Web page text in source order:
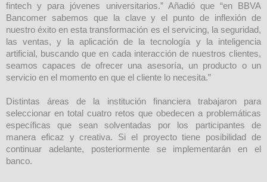
fintech y para jóvenes universitarios.” Añadió que “en BBVA
Bancomer sabemos que la clave y el punto de inflexión de
nuestro éxito en esta transformación es el servicing, la seguridad,
las ventas, y la aplicación de la tecnología y la inteligencia
artificial, buscando que en cada interacción de nuestros clientes,
seamos capaces de ofrecer una asesoría, un producto o un
servicio en el momento en que el cliente lo necesita.”
Distintas áreas de la institución financiera trabajaron para
seleccionar en total cuatro retos que obedecen a problemáticas
específicas que sean solventadas por los participantes de
manera eficaz y creativa. Si el proyecto tiene posibilidad de
continuar adelante, posteriormente se implementarán en el
banco.